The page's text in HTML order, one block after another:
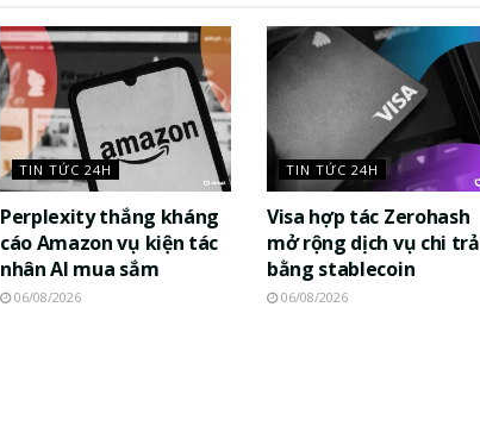
TIN TỨC 24H
Perplexity thắng kháng
cáo Amazon vụ kiện tác
nhân AI mua sắm
06/08/2026
TIN TỨC 24H
Visa hợp tác Zerohash
mở rộng dịch vụ chi trả
bằng stablecoin
06/08/2026